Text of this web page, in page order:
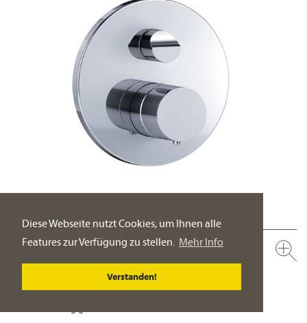
Diese Webseite nutzt Cookies, um Ihnen alle
Features zur Verfügung zu stellen. Mehr Info
Verstanden!
632.40.380.xxx
Unterputz-Thermostat mit Mengenregulierung,
manuelle, keramische 2-Wege-Umstellung für